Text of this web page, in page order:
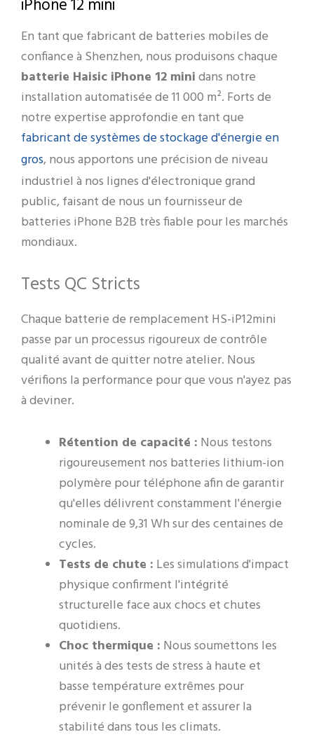
iPhone 12 mini
En tant que fabricant de batteries mobiles de
confiance à Shenzhen, nous produisons chaque
batterie Haisic iPhone 12 minidans notre
installation automatisée de 11 000 m². Forts de
notre expertise approfondie en tant que
fabricant de systèmes de stockage d'énergie en
gros, nous apportons une précision de niveau
industriel à nos lignes d'électronique grand
public, faisant de nous un fournisseur de
batteries iPhone B2B très fiable pour les marchés
mondiaux.
Tests QC Stricts
Chaque batterie de remplacement HS-iP12mini
passe par un processus rigoureux de contrôle
qualité avant de quitter notre atelier. Nous
vérifions la performance pour que vous n'ayez pas
à deviner.
Rétention de capacité : Nous testons
rigoureusement nos batteries lithium-ion
polymère pour téléphone afin de garantir
qu'elles délivrent constamment l'énergie
nominale de 9,31 Wh sur des centaines de
cycles.
Tests de chute : Les simulations d'impact
physique confirment l'intégrité
structurelle face aux chocs et chutes
quotidiens.
Choc thermique : Nous soumettons les
unités à des tests de stress à haute et
basse température extrêmes pour
prévenir le gonflement et assurer la
stabilité dans tous les climats.